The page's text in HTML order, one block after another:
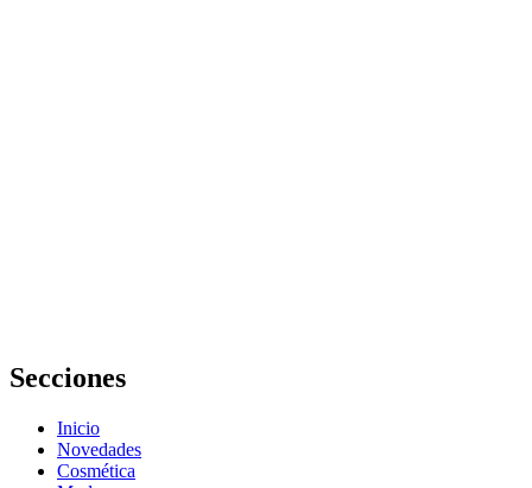
Secciones
Inicio
Novedades
Cosmética